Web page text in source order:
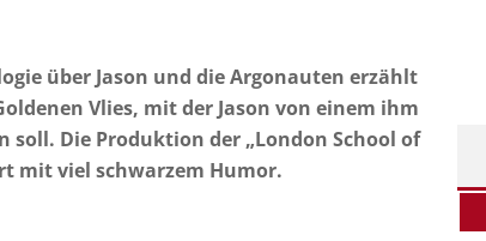
über Jason und die Argonauten erzählt
Vlies, mit der Jason von einem ihm
Die Produktion der „London School of
mit viel schwarzem Humor.